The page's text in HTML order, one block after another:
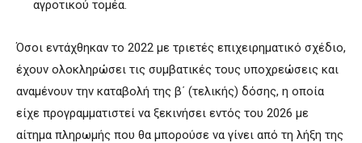
αγροτικού τομέα.
Όσοι εντάχθηκαν το 2022 με τριετές επιχειρηματικό σχέδιο,
έχουν ολοκληρώσει τις συμβατικές τους υποχρεώσεις και
αναμένουν την καταβολή της β΄ (τελικής) δόσης, η οποία
είχε προγραμματιστεί να ξεκινήσει εντός του 2026 με
αίτημα πληρωμής που θα μπορούσε να γίνει από τη λήξη της